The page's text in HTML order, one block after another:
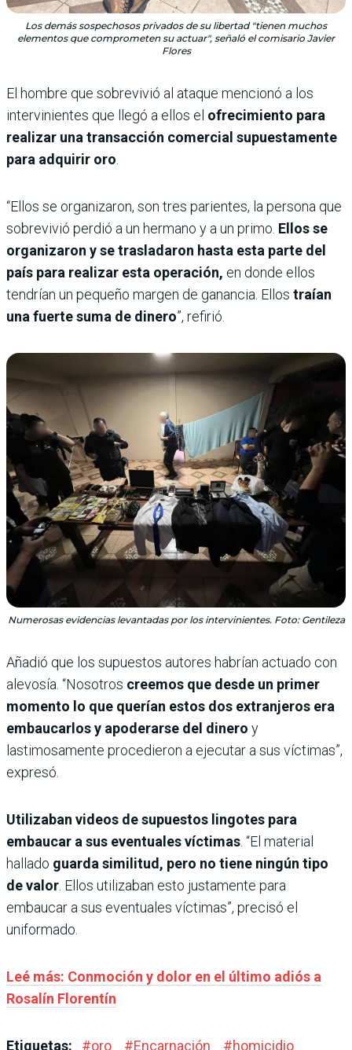
Los demás sospechosos privados de su libertad "tienen muchos
elementos que comprometen su actuar", señaló el comisario Javier
Flores
El hombre que sobrevivió al ataque mencionó a los
intervinientes que llegó a ellos el ofrecimiento para
realizar una transacción comercial supuestamente
para adquirir oro
“Ellos se organizaron, son tres parientes, la persona que
sobrevivió perdió a un hermano y a un primo. Ellos se
organizaron y se trasladaron hasta esta parte del
país para realizar esta operación, en donde ellos
tendrían un pequeño margen de ganancia. Ellos traían
una fuerte suma de dinero”, refirió.
Numerosas evidencias levantadas por los intervinientes. Foto: Gentileza
Añadió que los supuestos autores habrían actuado con
alevosía. “Nosotros creemos que desde un primer
momento lo que querían estos dos extranjeros era
embaucarlos y apoderarse del dinero y
lastimosamente procedieron a ejecutar a sus víctimas”,
expresó.
Utilizaban videos de supuestos lingotes para
embaucar a sus eventuales víctimas . “El material
hallado guarda similitud, pero no tiene ningún tipo
de valor . Ellos utilizaban esto justamente para
embaucar a sus eventuales víctimas”, precisó el
uniformado.
Leé más: Conmoción y dolor en el último adiós a
Rosalín Florentín
Etiquetas: #oro #Encarnación #homicidio